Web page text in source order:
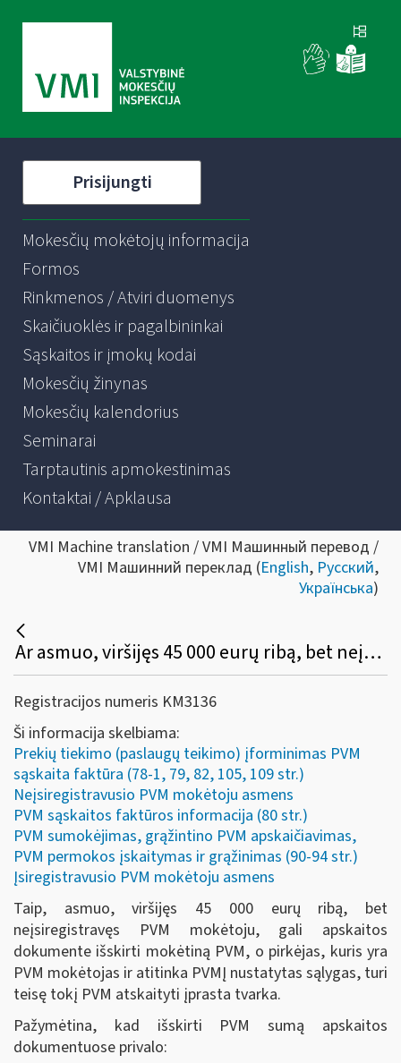
Prisijungti
Mokesčių mokėtojų informacija
Formos
Rinkmenos / Atviri duomenys
Skaičiuoklės ir pagalbininkai
Sąskaitos ir įmokų kodai
Mokesčių žinynas
Mokesčių kalendorius
Seminarai
Tarptautinis apmokestinimas
Kontaktai / Apklausa
VMI Machine translation / VMI Машинный перевод /
VMI Машинний переклад (English, Русский,
Українська)
Ar asmuo, viršijęs 45 000 eurų ribą, bet neįsiregistravęs PVM mokėtoju, gali (privalo) apskaitos dokumente išskirti PVM, o pirkėjas turi teisę tokį PVM atskaityti įprasta tvarka?
Registracijos numeris KM3136
Ši informacija skelbiama:
Prekių tiekimo (paslaugų teikimo) įforminimas PVM
sąskaita faktūra (78-1, 79, 82, 105, 109 str.)
Neįsiregistravusio PVM mokėtoju asmens
PVM sąskaitos faktūros informacija (80 str.)
PVM sumokėjimas, grąžintino PVM apskaičiavimas,
PVM permokos įskaitymas ir grąžinimas (90-94 str.)
Įsiregistravusio PVM mokėtoju asmens
Taip, asmuo, viršijęs 45 000 eurų ribą, bet
neįsiregistravęs PVM mokėtoju, gali apskaitos
dokumente išskirti mokėtiną PVM, o pirkėjas, kuris yra
PVM mokėtojas ir atitinka PVMĮ nustatytas sąlygas, turi
teisę tokį PVM atskaityti įprasta tvarka.
Pažymėtina, kad išskirti PVM sumą apskaitos
dokumentuose privalo: